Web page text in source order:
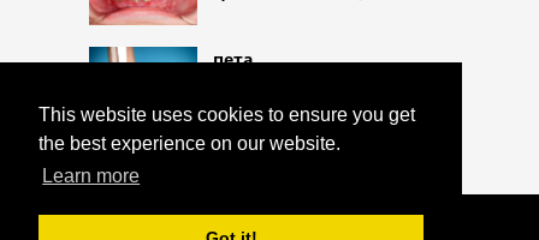
This website uses cookies to ensure you get
the best experience on our website.
Learn more
пета
COPYRIGHT 2026 HTTPS://CQLIFE.NET